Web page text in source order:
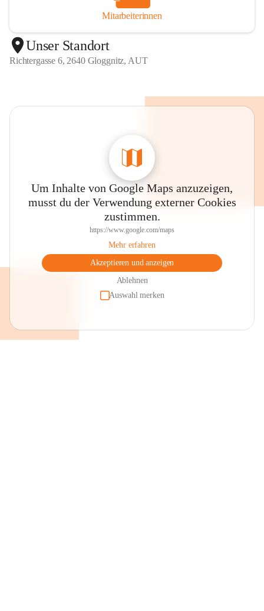
Mitarbeiterinnen
+1
Unser Standort
Richtergasse 6, 2640 Gloggnitz, AUT
Um Inhalte von Google Maps anzuzeigen,
musst du der Verwendung externer Cookies
zustimmen.
https://www.google.com/maps
Mehr erfahren
Akzeptieren und anzeigen
Ablehnen
Auswahl merken